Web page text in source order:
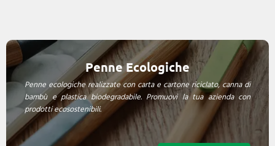
Penne Ecologiche
Penne ecologiche realizzate con carta e cartone riciclato, canna di
bambù e plastica biodegradabile. Promuovi la tua azienda con
prodotti ecosostenibili.